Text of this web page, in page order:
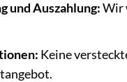
und Auszahlung:Wir
Keine